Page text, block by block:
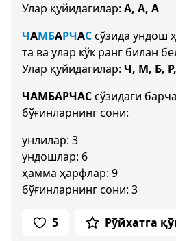
Улар қуйидагилар: А, А, А
ЧАМБАРЧАСсўзида ундош
та ва улар кўк ранг билан
Улар қуйидагилар: Ч, М, Б,
ЧАМБАРЧАСсўзидаги
бўғинларнинг сони:
унлилар: 3
ундошлар: 6
ҳамма ҳарфлар: 9
бўғинларнинг сони: 3
5 Рўйхатга